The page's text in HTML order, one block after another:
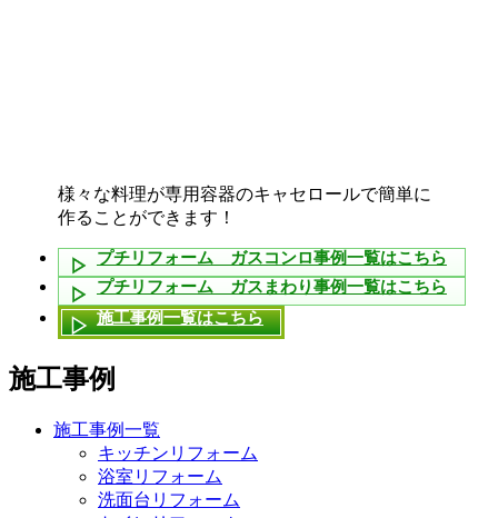
様々な料理が専用容器のキャセロールで簡単に
作ることができます！
プチリフォーム ガスコンロ事例一覧はこちら
プチリフォーム ガスまわり事例一覧はこちら
施工事例一覧はこちら
施工事例
施工事例一覧
キッチンリフォーム
浴室リフォーム
洗面台リフォーム